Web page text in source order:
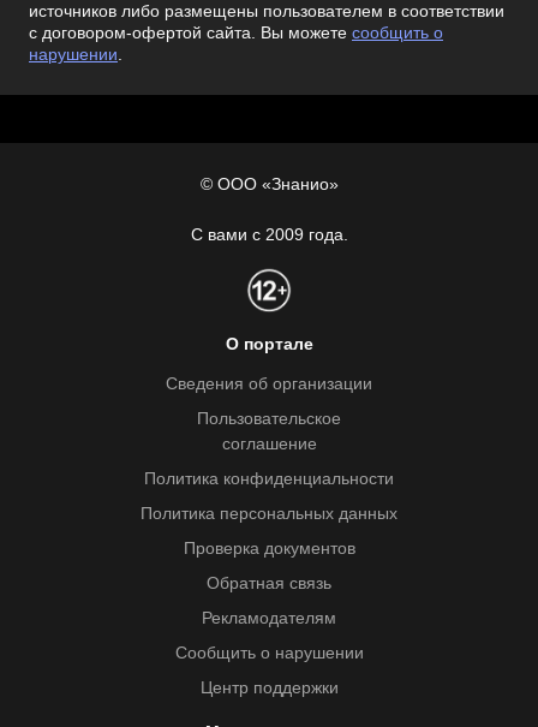
источников либо размещены пользователем в соответствии
с договором-офертой сайта. Вы можете сообщить о
нарушении.
© ООО «Знанио»
С вами с 2009 года.
О портале
Сведения об организации
Пользовательское
соглашение
Политика конфиденциальности
Политика персональных данных
Проверка документов
Обратная связь
Рекламодателям
Сообщить о нарушении
Центр поддержки